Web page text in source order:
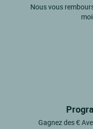
Nous vous
Gagnez des €